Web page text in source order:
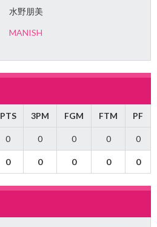
水野朋美
MANISH
PTS 3PM FGM FTM PF
0 0 0 0 0
0 0 0 0 0